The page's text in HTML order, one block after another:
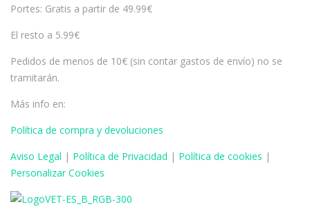
Portes: Gratis a partir de 49.99€
El resto a 5.99€
Pedidos de menos de 10€ (sin contar gastos de envío) no se
tramitarán.
Más info en:
Política de compra y devoluciones
Aviso Legal | Política de Privacidad | Política de cookies |
Personalizar Cookies